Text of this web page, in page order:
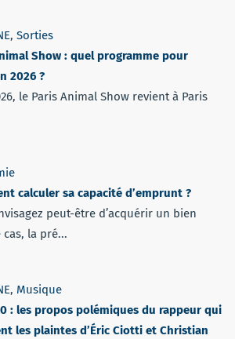
, Sorties
Show : quel programme pour
2026 ?
le Paris Animal Show revient à Paris
calculer sa capacité d’emprunt ?
peut-être d’acquérir un bien
la pré...
, Musique
: les propos polémiques du rappeur qui
les plaintes d’Éric Ciotti et Christian